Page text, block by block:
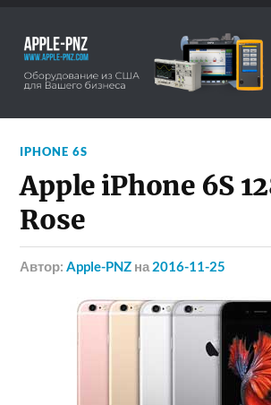
IPHONE 6S
Apple iPhone 6S
Rose
Автор:Apple-PNZ на 2016-11-25